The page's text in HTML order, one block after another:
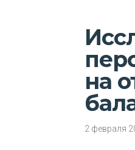
на
2 февраля